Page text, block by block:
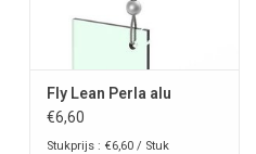
Fly Lean Perla alu
€6,60
Stukprijs : €6,60 / Stuk